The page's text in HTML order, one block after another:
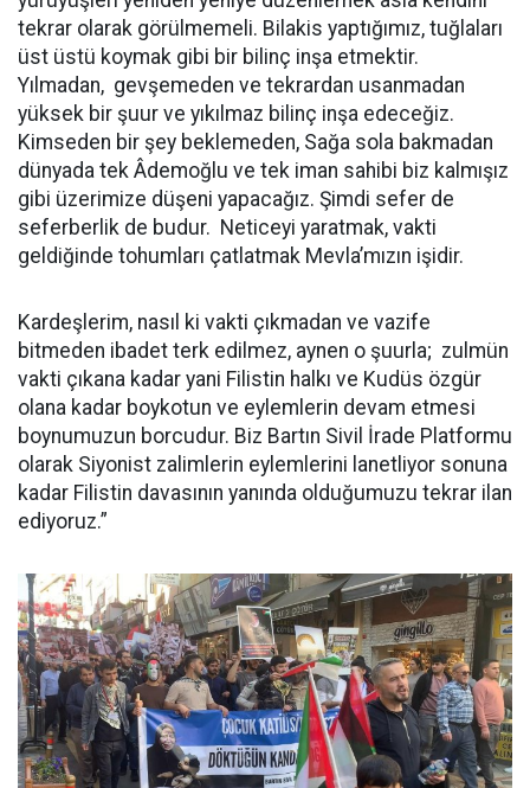
tekrar olarak görülmemeli. Bilakis yaptığımız, tuğlaları
üst üstü koymak gibi bir bilinç inşa etmektir.
Yılmadan, gevşemeden ve tekrardan usanmadan
yüksek bir şuur ve yıkılmaz bilinç inşa edeceğiz.
Kimseden bir şey beklemeden, Sağa sola bakmadan
dünyada tek Âdemoğlu ve tek iman sahibi biz kalmışız
gibi üzerimize düşeni yapacağız. Şimdi sefer de
seferberlik de budur. Neticeyi yaratmak, vakti
geldiğinde tohumları çatlatmak Mevla’mızın işidir.
Kardeşlerim, nasıl ki vakti çıkmadan ve vazife
bitmeden ibadet terk edilmez, aynen o şuurla; zulmün
vakti çıkana kadar yani Filistin halkı ve Kudüs özgür
olana kadar boykotun ve eylemlerin devam etmesi
boynumuzun borcudur. Biz Bartın Sivil İrade Platformu
olarak Siyonist zalimlerin eylemlerini lanetliyor sonuna
kadar Filistin davasının yanında olduğumuzu tekrar ilan
ediyoruz.”